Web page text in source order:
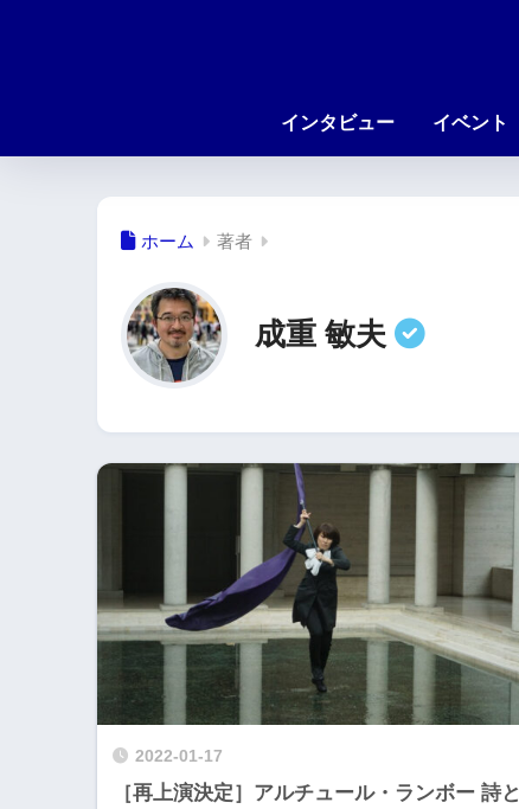
インタビュー イベント
ホーム 著者
成重 敏夫
2022-01-17
［再上演決定］アルチュール・ランボー 詩と